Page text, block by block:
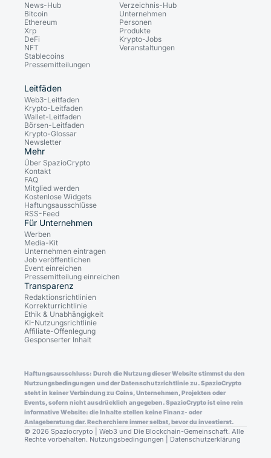
News-Hub
Bitcoin
Ethereum
Xrp
DeFi
NFT
Stablecoins
Pressemitteilungen
Verzeichnis-Hub
Unternehmen
Personen
Produkte
Krypto-Jobs
Veranstaltungen
Leitfäden
Web3-Leitfaden
Krypto-Leitfaden
Wallet-Leitfaden
Börsen-Leitfaden
Krypto-Glossar
Newsletter
Mehr
Über SpazioCrypto
Kontakt
FAQ
Mitglied werden
Kostenlose Widgets
Haftungsausschlüsse
RSS-Feed
Für Unternehmen
Werben
Media-Kit
Unternehmen eintragen
Job veröffentlichen
Event einreichen
Pressemitteilung einreichen
Transparenz
Redaktionsrichtlinien
Korrekturrichtlinie
Ethik & Unabhängigkeit
KI-Nutzungsrichtlinie
Affiliate-Offenlegung
Gesponserter Inhalt
Haftungsausschluss: Durch die Nutzung dieser Website stimmst du den
Nutzungsbedingungen und der Datenschutzrichtlinie zu. SpazioCrypto
steht in keiner Verbindung zu Coins, Unternehmen, Projekten oder
Events, sofern nicht ausdrücklich angegeben. SpazioCrypto ist eine rein
informative Website: die Inhalte stellen keine Finanz- oder
Anlageberatung dar. Recherchiere immer selbst, bevor du investierst.
© 2026 Spaziocrypto | Web3 und Die Blockchain-Gemeinschaft. Alle
Rechte vorbehalten. Nutzungsbedingungen Datenschutzerklärung